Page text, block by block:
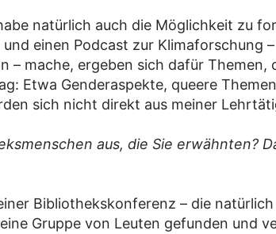
natürlich auch die Möglichkeit zu
einen Podcast zur Klimaforschung
– mache, ergeben sich dafür
Etwa Genderaspekte, queere
sich nicht direkt aus meiner
aus, die Sie erwähnten?
Bibliothekskonferenz – die
Gruppe von Leuten gefunden und